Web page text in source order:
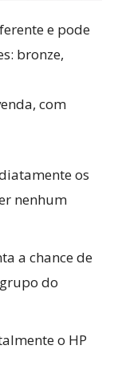
e pode
bronze,
com
os
nenhum
a chance de
do
o HP